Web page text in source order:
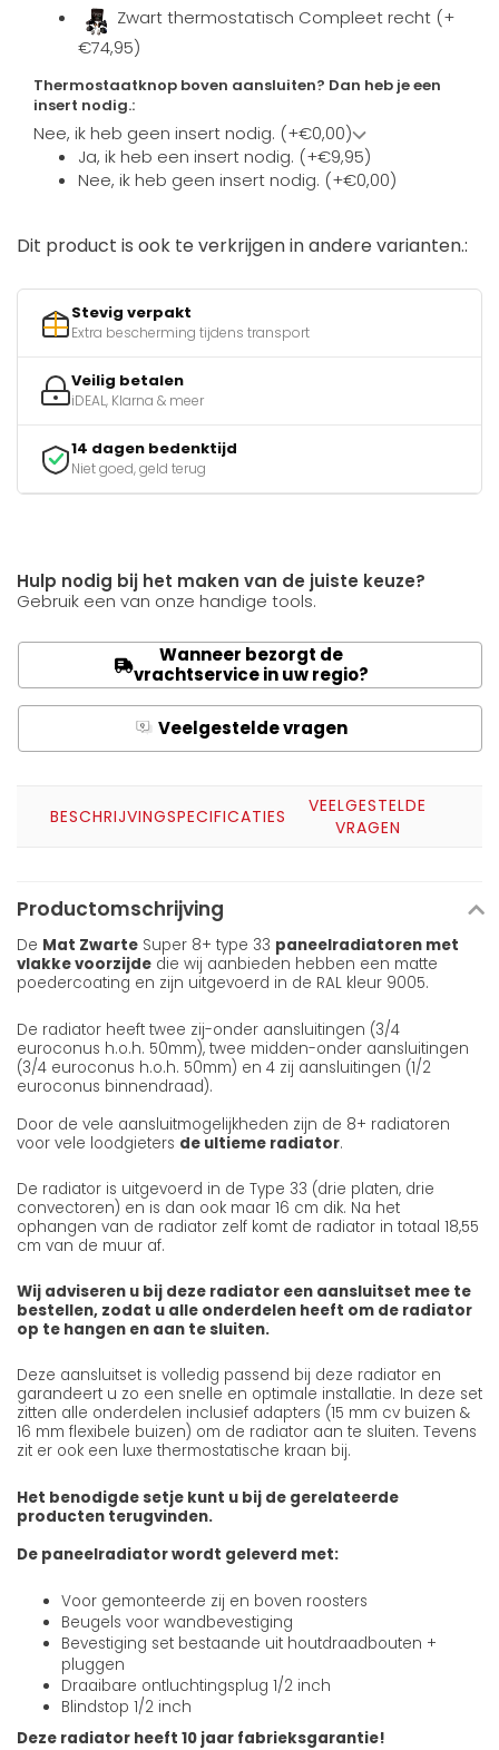
Zwart thermostatisch Compleet recht (+
€74,95)
Thermostaatknop boven aansluiten? Dan heb je een
insert nodig.:
Nee, ik heb geen insert nodig. (+€0,00)
Ja, ik heb een insert nodig. (+€9,95)
Nee, ik heb geen insert nodig. (+€0,00)
Dit product is ook te verkrijgen in andere varianten.:
Stevig verpakt
Extra bescherming tijdens transport
Veilig betalen
iDEAL, Klarna & meer
14 dagen bedenktijd
Niet goed, geld terug
Hulp nodig bij het maken van de juiste keuze?
Gebruik een van onze handige tools.
Wanneer bezorgt de
vrachtservice in uw regio?
Q Veelgestelde vragen
BESCHRIJVINGSPECIFICATIES
VEELGESTELDE
VRAGEN
Productomschrijving
De Mat Zwarte Super 8+ type 33 paneelradiatoren met
vlakke voorzijde die wij aanbieden hebben een matte
poedercoating en zijn uitgevoerd in de RAL kleur 9005.
De radiator heeft twee zij-onder aansluitingen (3/4
euroconus h.o.h. 50mm), twee midden-onder aansluitingen
(3/4 euroconus h.o.h. 50mm) en 4 zij aansluitingen (1/2
euroconus binnendraad).
Door de vele aansluitmogelijkheden zijn de 8+ radiatoren
voor vele loodgieters de ultieme radiator.
De radiator is uitgevoerd in de Type 33 (drie platen, drie
convectoren) en is dan ook maar 16 cm dik. Na het
ophangen van de radiator zelf komt de radiator in totaal 18,55
cm van de muur af.
Wij adviseren u bij deze radiator een aansluitset mee te
bestellen, zodat u alle onderdelen heeft om de radiator
op te hangen en aan te sluiten.
Deze aansluitset is volledig passend bij deze radiator en
garandeert u zo een snelle en optimale installatie. In deze set
zitten alle onderdelen inclusief adapters (15 mm cv buizen &
16 mm flexibele buizen) om de radiator aan te sluiten. Tevens
zit er ook een luxe thermostatische kraan bij.
Het benodigde setje kunt u bij de gerelateerde
producten terugvinden.
De paneelradiator wordt geleverd met:
Voor gemonteerde zij en boven roosters
Beugels voor wandbevestiging
Bevestiging set bestaande uit houtdraadbouten +
pluggen
Draaibare ontluchtingsplug 1/2 inch
Blindstop 1/2 inch
Deze radiator heeft 10 jaar fabrieksgarantie!